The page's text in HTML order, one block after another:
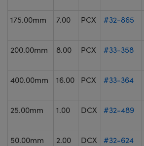
175.00mm
7.00 PCX #32-865
200.00mm
8.00 PCX #33-358
400.00mm
16.00 PCX #33-364
25.00mm
1.00 DCX #32-489
50.00mm
2.00 DCX #32-624